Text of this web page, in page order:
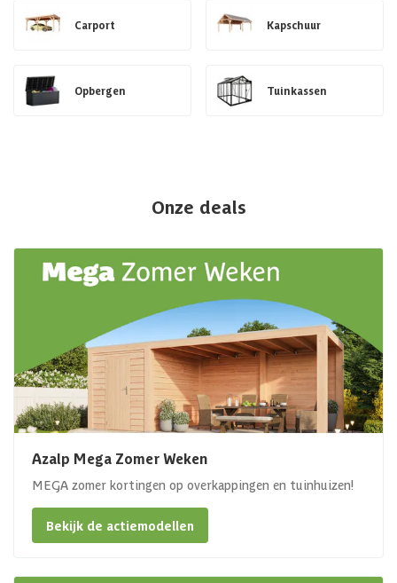
Carport Kapschuur
Opbergen Tuinkassen
Onze deals
Azalp Mega Zomer Weken
MEGA zomer kortingen op overkappingen en tuinhuizen!
Bekijk de actiemodellen